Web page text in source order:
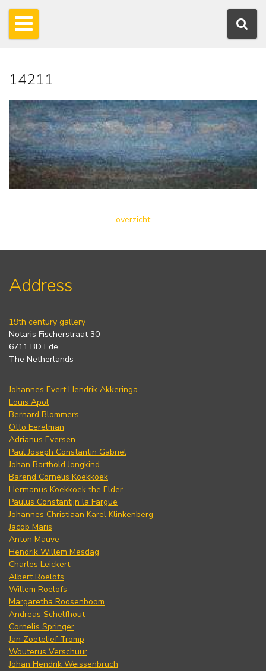
14211
overzicht
Address
19th century gallery
Notaris Fischerstraat 30
6711 BD Ede
The Netherlands
Johannes Evert Hendrik Akkeringa
Louis Apol
Bernard Blommers
Otto Eerelman
Adrianus Eversen
Paul Joseph Constantin Gabriel
Johan Barthold Jongkind
Barend Cornelis Koekkoek
Hermanus Koekkoek the Elder
Paulus Constantijn la Fargue
Johannes Christiaan Karel Klinkenberg
Jacob Maris
Anton Mauve
Hendrik Willem Mesdag
Charles Leickert
Albert Roelofs
Willem Roelofs
Margaretha Roosenboom
Andreas Schelfhout
Cornelis Springer
Jan Zoetelief Tromp
Wouterus Verschuur
Johan Hendrik Weissenbruch